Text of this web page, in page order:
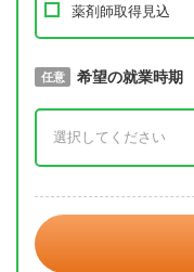
薬剤師取得見込
必須 取得予定年
任意 希望の就業時期